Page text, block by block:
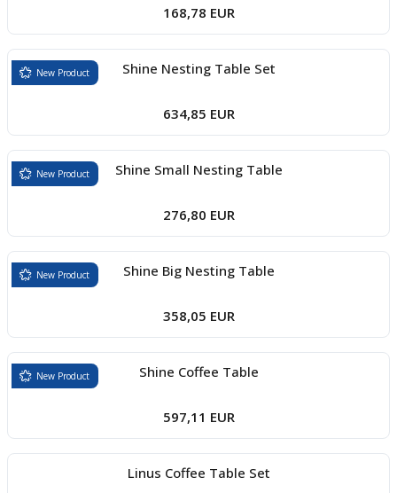
168,78 EUR
New Product Shine Nesting Table Set
634,85 EUR
New Product Shine Small Nesting Table
276,80 EUR
New Product Shine Big Nesting Table
358,05 EUR
New Product Shine Coffee Table
597,11 EUR
Linus Coffee Table Set